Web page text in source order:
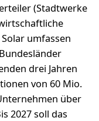
(Stadtwerke
umfassen
drei Jahren
von 60 Mio.
über
2027 soll das